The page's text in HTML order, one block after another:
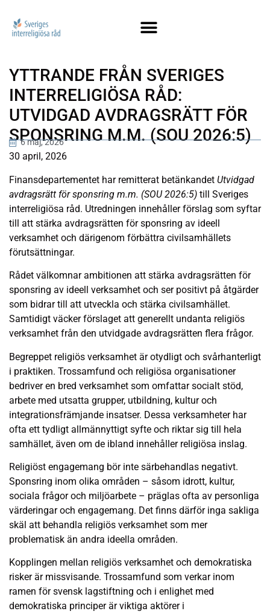
YTTRANDE FRÅN SVERIGES
INTERRELIGIÖSA RÅD:
UTVIDGAD AVDRAGSRÄTT FÖR
SPONSRING M.M. (SOU 2026:5)
6 maj, 2026
30 april, 2026
Finansdepartementet har remitterat betänkandet Utvidgad
avdragsrätt för sponsring m.m. (SOU 2026:5) till Sveriges
interreligiösa råd. Utredningen innehåller förslag som syftar
till att stärka avdragsrätten för sponsring av ideell
verksamhet och därigenom förbättra civilsamhällets
förutsättningar.
Rådet välkomnar ambitionen att stärka avdragsrätten för
sponsring av ideell verksamhet och ser positivt på åtgärder
som bidrar till att utveckla och stärka civilsamhället.
Samtidigt väcker förslaget att generellt undanta religiös
verksamhet från den utvidgade avdragsrätten flera frågor.
Begreppet religiös verksamhet är otydligt och svårhanterligt
i praktiken. Trossamfund och religiösa organisationer
bedriver en bred verksamhet som omfattar socialt stöd,
arbete med utsatta grupper, utbildning, kultur och
integrationsfrämjande insatser. Dessa verksamheter har
ofta ett tydligt allmännyttigt syfte och riktar sig till hela
samhället, även om de ibland innehåller religiösa inslag.
Religiöst engagemang bör inte särbehandlas negativt.
Sponsring inom olika områden – såsom idrott, kultur,
sociala frågor och miljöarbete – präglas ofta av personliga
värderingar och engagemang. Det finns därför inga sakliga
skäl att behandla religiös verksamhet som mer
problematisk än andra ideella områden.
Kopplingen mellan religiös verksamhet och demokratiska
risker är missvisande. Trossamfund som verkar inom
ramen för svensk lagstiftning och i enlighet med
demokratiska principer är viktiga aktörer i